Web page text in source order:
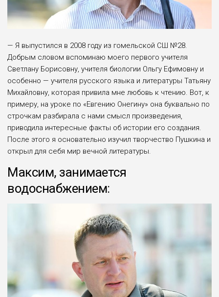
— Я выпустился в 2008 году из гомельской СШ №28.
Добрым словом вспоминаю моего первого учителя
Светлану Борисовну, учителя биологии Ольгу Ефимовну и
особенно — учителя русского языка и литературы Татьяну
Михайловну, которая привила мне любовь к чтению. Вот, к
примеру, на уроке по «Евгению Онегину» она буквально по
строчкам разбирала с нами смысл произведения,
приводила интересные факты об истории его создания.
После этого я основательно изучил творчество Пушкина и
открыл для себя мир вечной литературы.
Максим, занимается
водоснабжением: